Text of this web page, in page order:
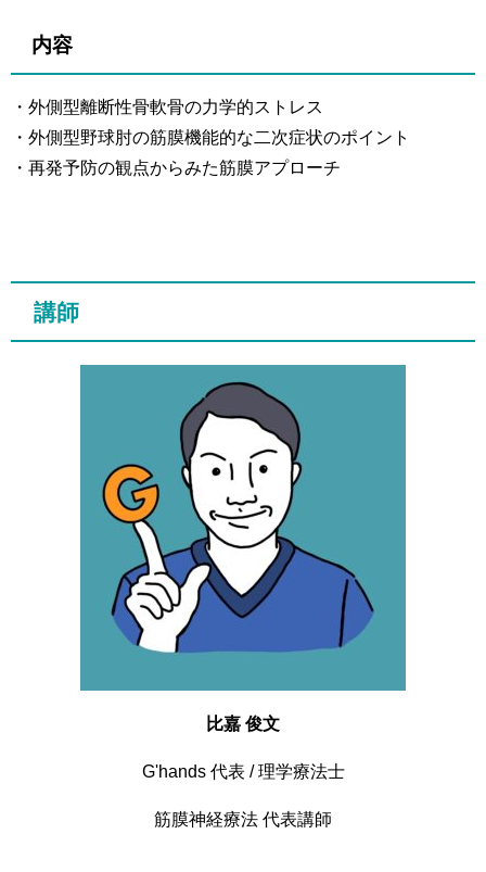
内容
・外側型離断性骨軟骨の力学的ストレス
・外側型野球肘の筋膜機能的な二次症状のポイント
・再発予防の観点からみた筋膜アプローチ
講師
比嘉 俊文
G'hands 代表 / 理学療法士
筋膜神経療法 代表講師